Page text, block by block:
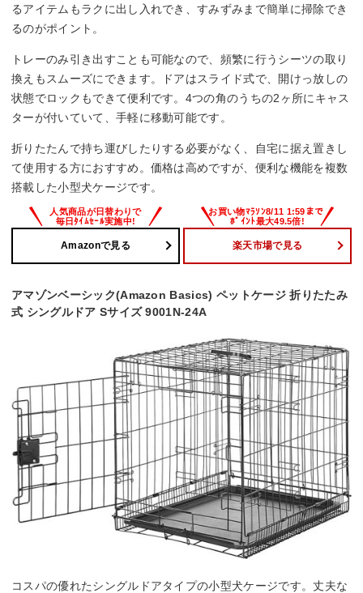
るアイテムもラクに出し入れでき、すみずみまで簡単に掃除でき
るのがポイント。
トレーのみ引き出すことも可能なので、頻繁に行うシーツの取り
換えもスムーズにできます。ドアはスライド式で、開けっ放しの
状態でロックもできて便利です。4つの角のうちの2ヶ所にキャス
ターが付いていて、手軽に移動可能です。
折りたたんで持ち運びしたりする必要がなく、自宅に据え置きし
て使用する方におすすめ。価格は高めですが、便利な機能を複数
搭載した小型犬ケージです。
Amazonで見る 楽天市場で見る
アマゾンベーシック(Amazon Basics) ペットケージ 折りたたみ
式 シングルドア Sサイズ 9001N-24A
コスパの優れたシングルドアタイプの小型犬ケージです。丈夫な